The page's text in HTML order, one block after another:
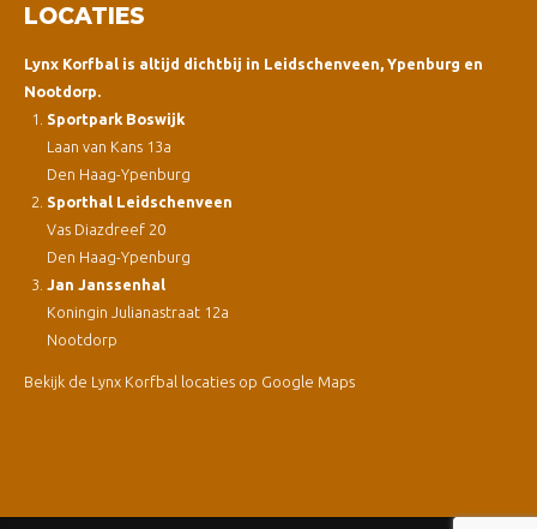
LOCATIES
Lynx Korfbal is altijd dichtbij in Leidschenveen, Ypenburg en
Nootdorp.
Sportpark Boswijk
Laan van Kans 13a
Den Haag-Ypenburg
Sporthal Leidschenveen
Vas Diazdreef 20
Den Haag-Ypenburg
Jan Janssenhal
Koningin Julianastraat 12a
Nootdorp
Bekijk de Lynx Korfbal locaties op Google Maps